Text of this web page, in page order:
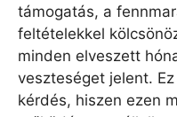
támogatás, a
feltételekkel
minden elveszett
veszteséget jelent.
kérdés, hiszen ezen